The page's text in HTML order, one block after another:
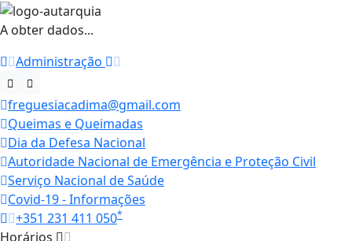
A obter dados...
Administração
freguesiacadima@gmail.com
Queimas e Queimadas
Dia da Defesa Nacional
Autoridade Nacional de Emergência e Proteção Civil
Serviço Nacional de Saúde
Covid-19 - Informações
+351 231 411 050*
Horários